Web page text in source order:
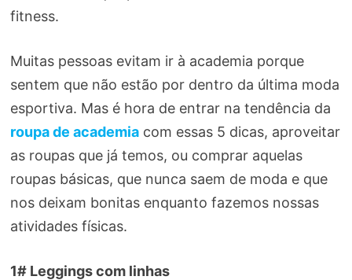
fitness.
Muitas pessoas evitam ir à academia porque
sentem que não estão por dentro da última moda
esportiva. Mas é hora de entrar na tendência da
roupa de academiacom essas 5 dicas, aproveitar
as roupas que já temos, ou comprar aquelas
roupas básicas, que nunca saem de moda e que
nos deixam bonitas enquanto fazemos nossas
atividades físicas.
1# Leggings com linhas